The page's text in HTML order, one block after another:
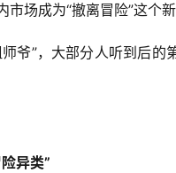
市场成为“撤离冒险”这个
爷”，大部分人听到后
异类”